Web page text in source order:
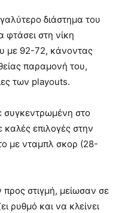
διάστημα του
στη νίκη
με 92-72, κάνοντας
παραμονή του,
των playouts.
συγκεντρωμένη στο
επιλογές στην
με νταμπλ σκορ (28-
στιγμή, μείωσαν σε
ρυθμό και να κλείνει